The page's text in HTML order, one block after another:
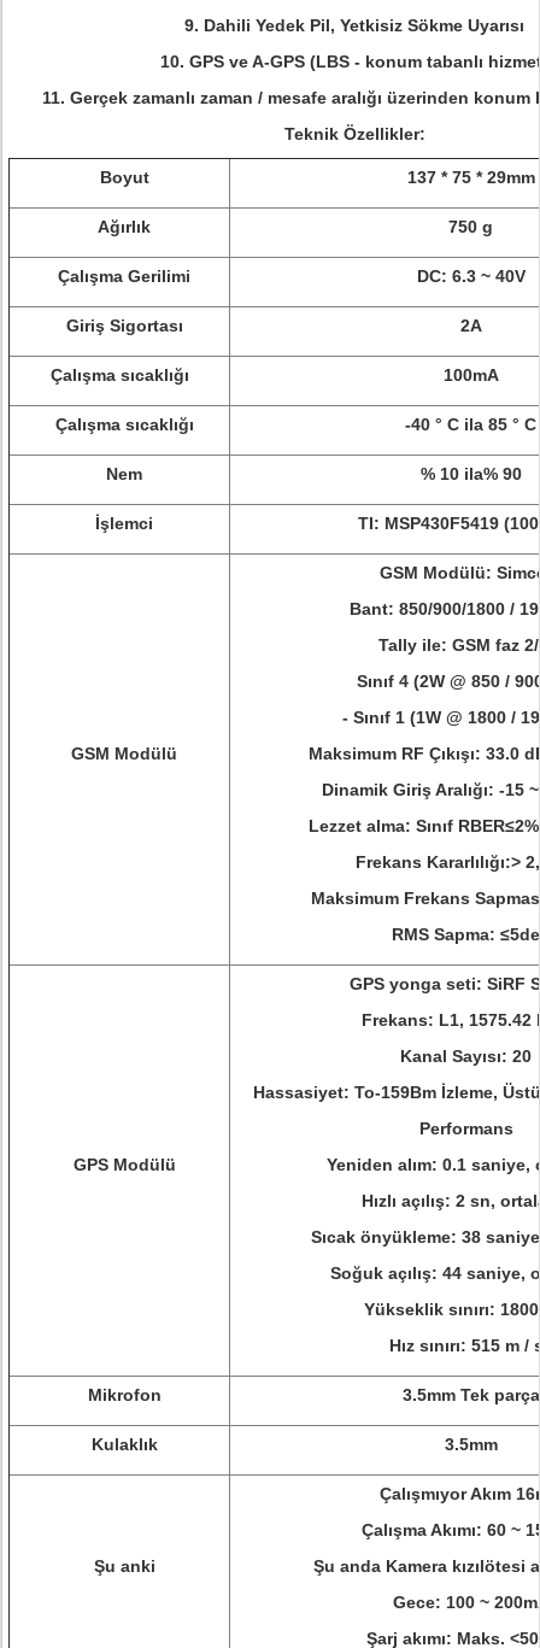
9. Dahili Yedek Pil, Yetkisiz Sökme Uyarısı
10. GPS ve A-GPS (LBS - konum tabanlı
11. Gerçek zamanlı zaman / mesafe aralığı üzerinden
Teknik Özellikler:
Boyut 137 * 75 * 29mm
Ağırlık 750 g
Çalışma Gerilimi DC: 6.3 ~ 40V
Giriş Sigortası 2A
Çalışma sıcaklığı 100mA
Çalışma sıcaklığı -40 ° C ila 85 ° C
Nem % 10 ila% 90
İşlemci TI: MSP430F5419
GSM Modülü
GSM Modülü:
Bant: 850/900/1800 /
Tally ile: GSM faz
Sınıf 4 (2W @ 850 /
- Sınıf 1 (1W @ 1800 /
Maksimum RF Çıkışı: 33.0
Dinamik Giriş Aralığı: -15
Lezzet alma: Sınıf
Frekans Kararlılığı:>
Maksimum Frekans
RMS Sapma:
GPS Modülü
GPS yonga seti: SiRF
Frekans: L1, 1575.42
Kanal Sayısı: 20
Hassasiyet: To-159Bm İzleme,
Performans
Yeniden alım: 0.1 saniye,
Hızlı açılış: 2 sn,
Sıcak önyükleme: 38
Soğuk açılış: 44 saniye,
Yükseklik sınırı:
Hız sınırı: 515 m /
Mikrofon 3.5mm Tek parça
Kulaklık 3.5mm
Şu anki
Çalışmıyor Akım
Çalışma Akımı: 60 ~
Şu anda Kamera kızılötesi
Gece: 100 ~
Şarj akımı: Maks.